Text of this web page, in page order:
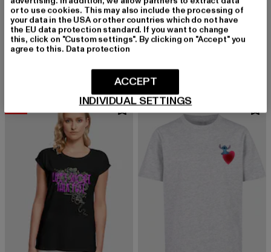
ABSOLUTE CULT
Kids Lilo And Stitch - Merry Stitchmas Cracker Angel Longsleeve
ABSOLUTE CULT
or to use cookies. This may also include the processing of
your data in the USA or other countries which do not have
the EU data protection standard. If you want to change
this, click on "Custom settings". By clicking on "Accept" you
agree to this. Data protection
INDIVIDUAL SETTINGS
ACCEPT